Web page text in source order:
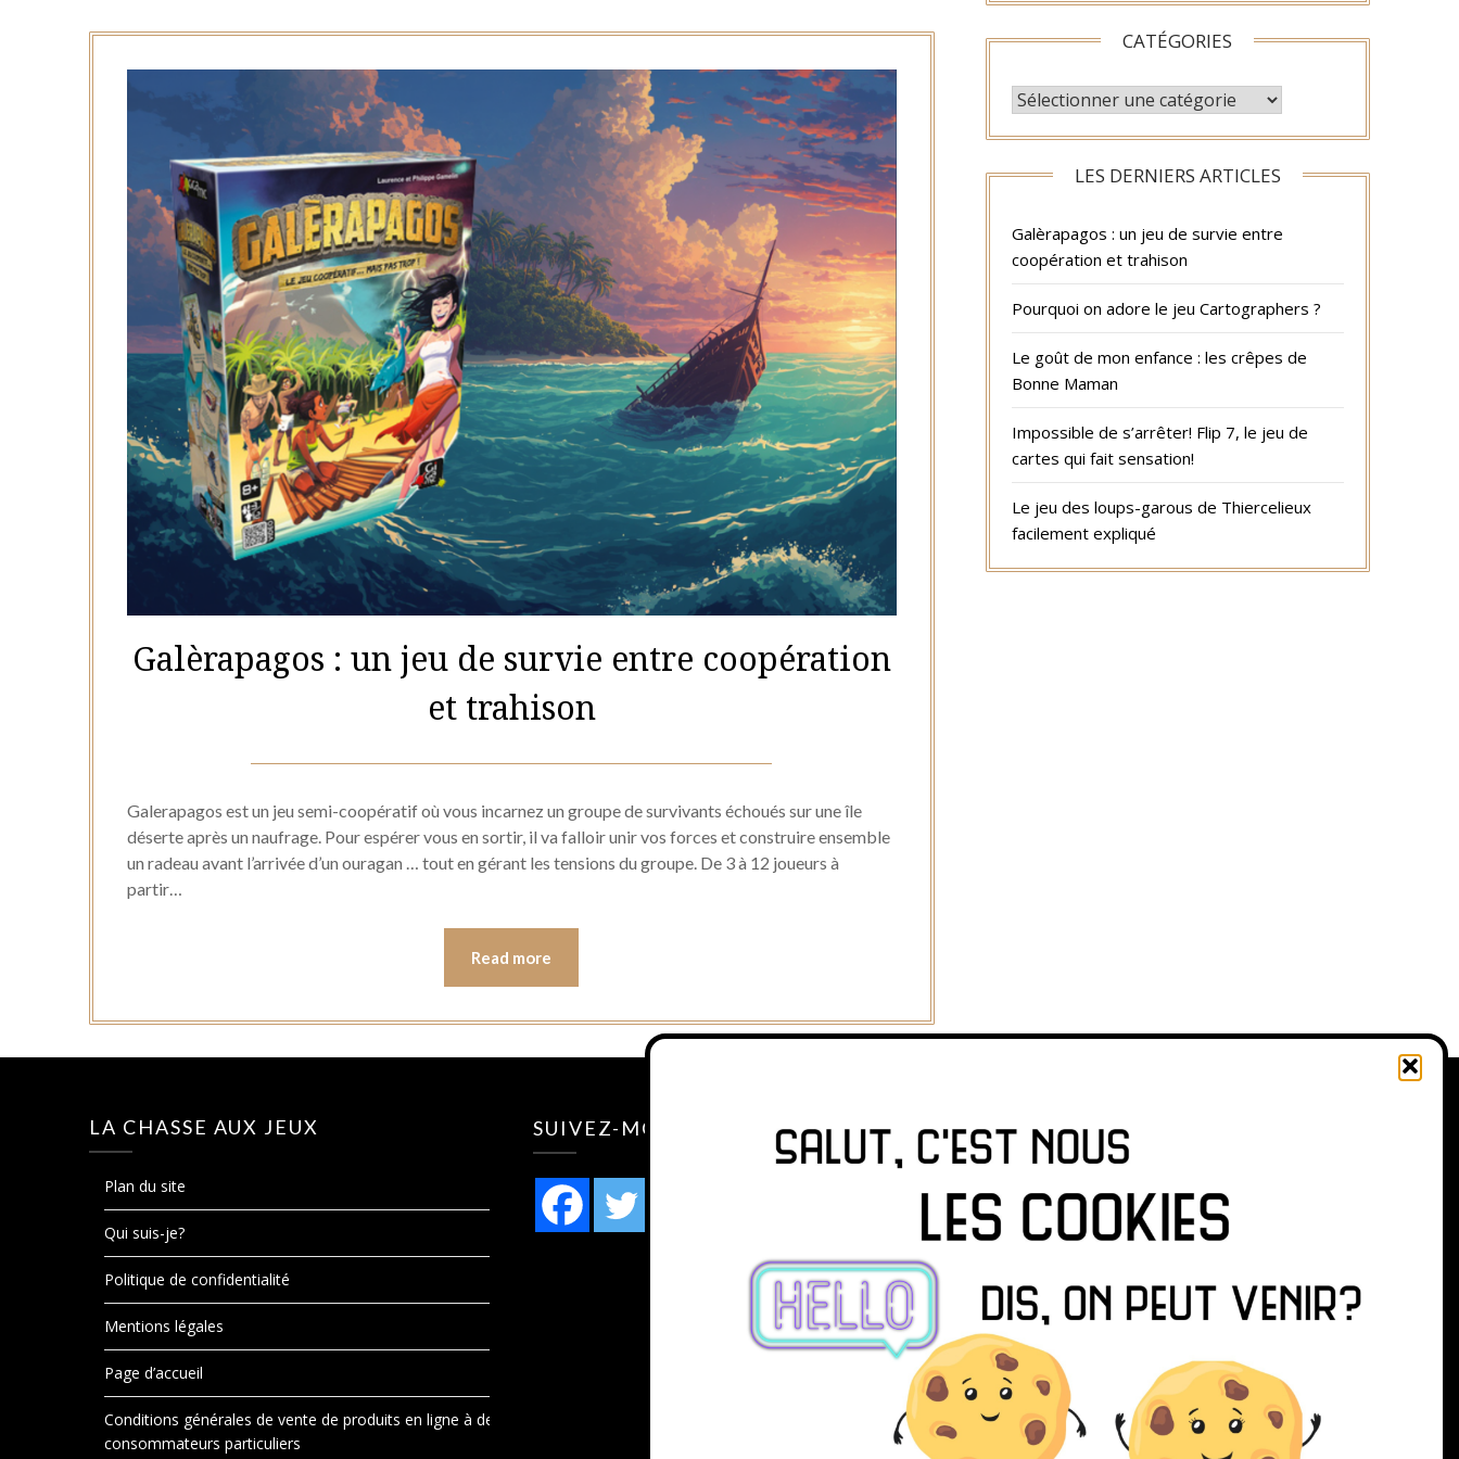
Galèrapagos : un jeu de survie entre coopération
et trahison
on
9
juillet
Hélène
Galerapagos est un jeu semi-coopératif où vous incarnez un groupe de survivants échoués sur une île
déserte après un naufrage. Pour espérer vous en sortir, il va falloir unir vos forces et construire ensemble
un radeau avant l’arrivée d’un ouragan … tout en gérant les tensions du groupe. De 3 à 12 joueurs à
partir…
Read more
CATÉGORIES
CATÉGORIES
LES DERNIERS ARTICLES
Galèrapagos : un jeu de survie entre
coopération et trahison
Pourquoi on adore le jeu Cartographers ?
Le goût de mon enfance : les crêpes de
Bonne Maman
Impossible de s’arrêter! Flip 7, le jeu de
cartes qui fait sensation!
Le jeu des loups-garous de Thiercelieux
facilement expliqué
LA CHASSE AUX JEUX
Plan du site
Qui suis-je?
Politique de confidentialité
Mentions légales
Page d’accueil
Conditions générales de vente de produits en ligne à des
consommateurs particuliers
SUIVEZ-MOI SUR